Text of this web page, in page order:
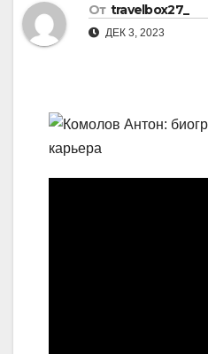
От travelbox27_
ДЕК 3, 2023